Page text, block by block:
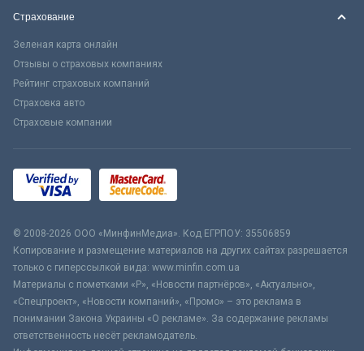
Страхование
Зеленая карта онлайн
Отзывы о страховых компаниях
Рейтинг страховых компаний
Страховка авто
Страховые компании
© 2008-2026 ООО «МинфинМедиа». Код ЕГРПОУ: 35506859
Копирование и размещение материалов на других сайтах разрешается
только с гиперссылкой вида: www.minfin.com.ua
Материалы с пометками «Р», «Новости партнёров», «Актуально»,
«Спецпроект», «Новости компаний», «Промо» – это реклама в
понимании Закона Украины «О рекламе». За содержание рекламы
ответственность несёт рекламодатель.